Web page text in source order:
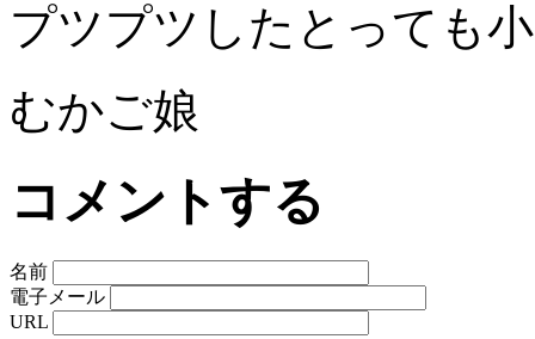
プツプツしたとっても
むかご娘
コメントする
名前
電子メール
URL